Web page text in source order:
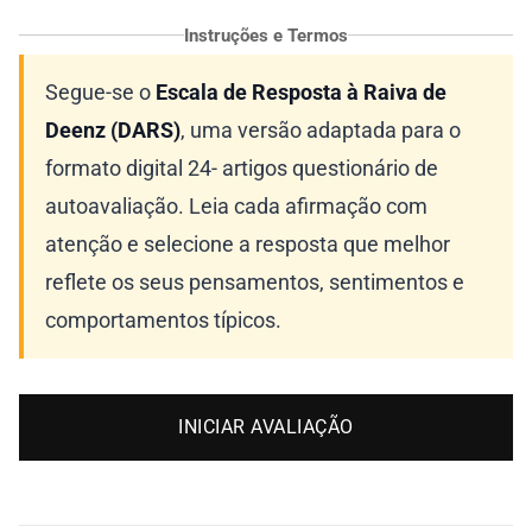
Instruções e Termos
Segue-se o Escala de Resposta à Raiva de
Deenz (DARS), uma versão adaptada para o
formato digital 24- artigos questionário de
autoavaliação. Leia cada afirmação com
atenção e selecione a resposta que melhor
reflete os seus pensamentos, sentimentos e
comportamentos típicos.
INICIAR AVALIAÇÃO